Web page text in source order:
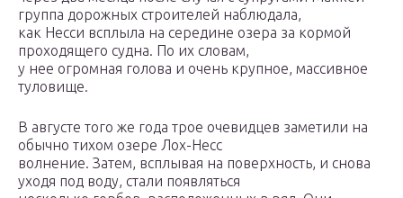
группа дорожных строителей наблюдала,
как Несси всплыла на середине озера за кормой
проходящего судна. По их словам,
у нее огромная голова и очень крупное, массивное
туловище.
В августе того же года трое очевидцев заметили на
обычно тихом озере Лох-Несс
волнение. Затем, всплывая на поверхность, и снова
уходя под воду, стали появляться